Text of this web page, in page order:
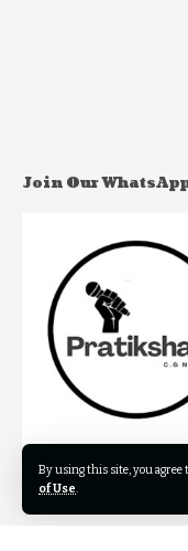
By using this site, you agree
of Use.
Join Our
Join to our
instantly!